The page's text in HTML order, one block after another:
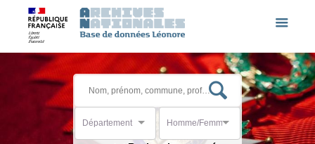
Département Homme/Femme